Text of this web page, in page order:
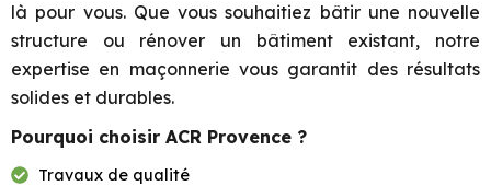
là pour vous. Que vous souhaitiez bâtir une nouvelle
structure ou rénover un bâtiment existant, notre
expertise en maçonnerie vous garantit des résultats
solides et durables.
Pourquoi choisir ACR Provence ?
Travaux de qualité